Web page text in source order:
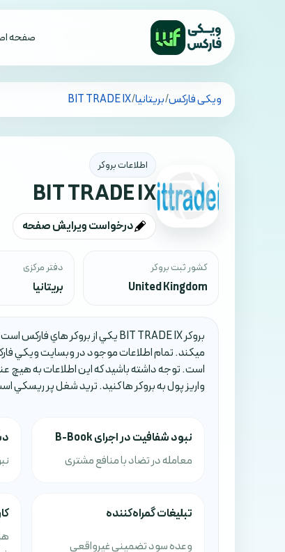
صفحه
تمام کشورهاویکی فارکس/بریتانیا/
BIT TRADE IX
اطلاعات بروکر
BIT TRADE IX
درخواست ویرایش صفحه
کشور ثبت بروکر
United Kingdom
دفتر مرکزی
بریتانیا
ميکند. تمام اطلاعات موجود در وبسايت ويکي
است. توجه داشته باشيد که اين اطلاعات به هيچ
واريز پول به بروکر ها کنيد. تريد شغل پر ريسکي
نبود شفافیت در اجرای B-Book
معامله در تضاد با منافع مشتری
تبلیغات گمراه‌کننده
وعده سود تضمینی غیرواقعی